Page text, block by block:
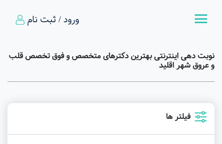
ورود / ثبت نام
نوبت دهی اینترنتی بهترین دکترهای متخصص و فوق تخصص قلب
و عروق شهر اقلید
فیلتر ها